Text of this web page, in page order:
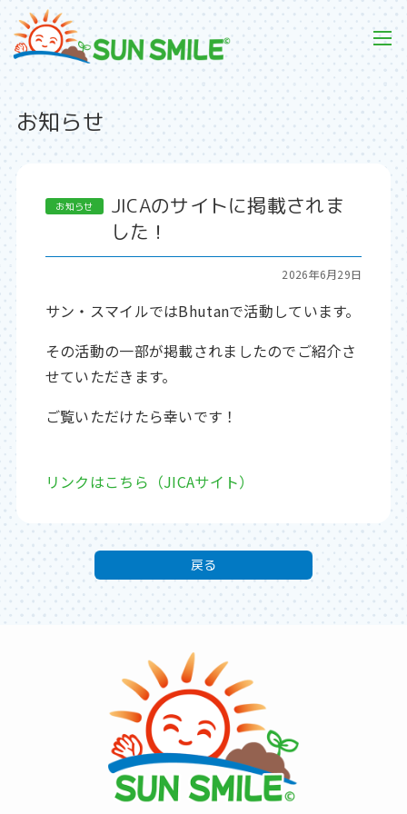
お知らせ
JICAのサイトに掲載されま
した！
2026年6月29日
サン・スマイルではBhutanで活動しています。
その活動の一部が掲載されましたのでご紹介さ
せていただきます。
ご覧いただけたら幸いです！
リンクはこちら（JICAサイト）
戻る